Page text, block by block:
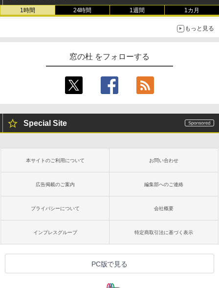
1時間 24時間 1週間 1カ月
もっと見る
窓の杜 をフォローする
Special Site
本サイトのご利用について お問い合わせ
広告掲載のご案内 編集部へのご連絡
プライバシーについて 会社概要
インプレスグループ 特定商取引法に基づく表示
PC版で見る